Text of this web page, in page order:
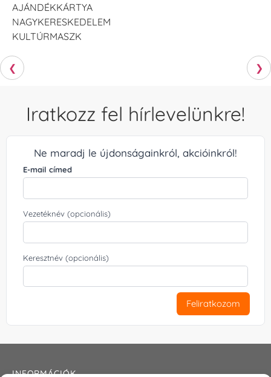
AJÁNDÉKKÁRTYA
NAGYKERESKEDELEM
KULTÚRMASZK
❮ ❯
Iratkozz fel hírlevelünkre!
Ne maradj le újdonságainkról, akcióinkról!
E-mail címed
Vezetéknév (opcionális)
Keresztnév (opcionális)
Feliratkozom
INFORMÁCIÓK